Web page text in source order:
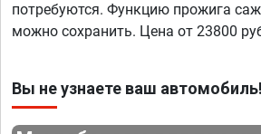
потребуются. Функцию прожига
можно сохранить. Цена от 23800
Вы не узнаете ваш автомобиль!